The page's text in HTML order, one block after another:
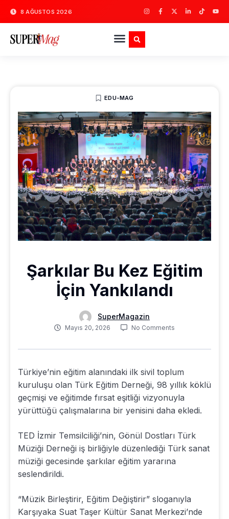
8 AĞUSTOS 2026
EDU-MAG
Şarkılar Bu Kez Eğitim
İçin Yankılandı
SuperMagazin
Mayıs 20, 2026 No Comments
Türkiye’nin eğitim alanındaki ilk sivil toplum
kuruluşu olan Türk Eğitim Derneği, 98 yıllık köklü
geçmişi ve eğitimde fırsat eşitliği vizyonuyla
yürüttüğü çalışmalarına bir yenisini daha ekledi.
TED İzmir Temsilciliği’nin, Gönül Dostları Türk
Müziği Derneği iş birliğiyle düzenlediği Türk sanat
müziği gecesinde şarkılar eğitim yararına
seslendirildi.
“Müzik Birleştirir, Eğitim Değiştirir” sloganıyla
Karşıyaka Suat Taşer Kültür Sanat Merkezi’nde